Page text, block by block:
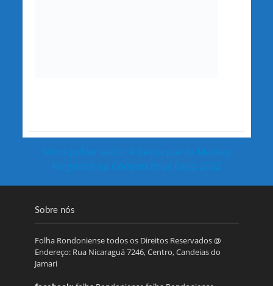
Novo pulverizador é destaque da Massey
Ferguson na Coopercitrus Expo 2022
Sobre nós
Folha Rondoniense todos os Direitos Reservados @
Endereço: Rua Nicaraguá 7246, Centro, Candeias do
Jamari